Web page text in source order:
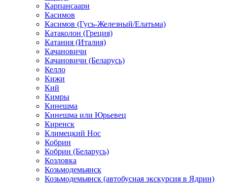
Карпансаари
Касимов
Касимов (Гусь-Железный/Елатьма)
Катаколон (Греция)
Катания (Италия)
Качановичи
Качановичи (Беларусь)
Келло
Кижи
Кий
Кимры
Кинешма
Кинешма или Юрьевец
Киренск
Климецкий Нос
Кобрин
Кобрин (Беларусь)
Козловка
Козьмодемьянск
Козьмодемьянск (автобусная экскурсия в Ядрин)